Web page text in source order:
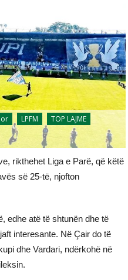
LPFM TOP LAJME
rikthehet Liga e Parë, që këtë
së 25-të, njofton
edhe atë të shtunën dhe të
interesante. Në Çair do të
dhe Vardari, ndërkohë në